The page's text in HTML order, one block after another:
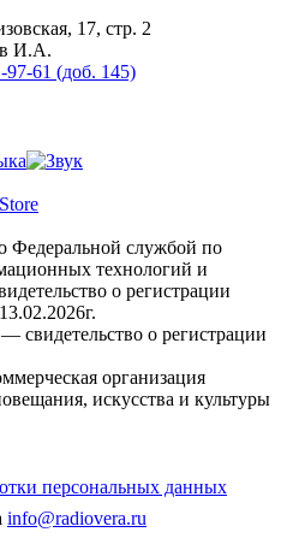
17, стр. 2
И.А.
97-61 (доб. 145)
Федеральной службой по
технологий и
о регистрации
свидетельство о регистрации
организация
искусства и культуры
персональных данных
info@radiovera.ru